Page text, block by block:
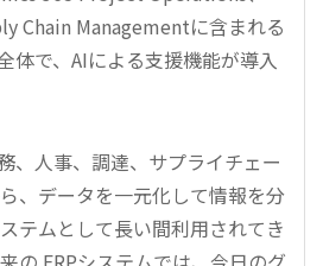
Chain Managementに含まれる
体で、AIによる支援機能が導入
、人事、調達、サプライチェー
、データを一元化して情報を分
テムとして長い間利用されてき